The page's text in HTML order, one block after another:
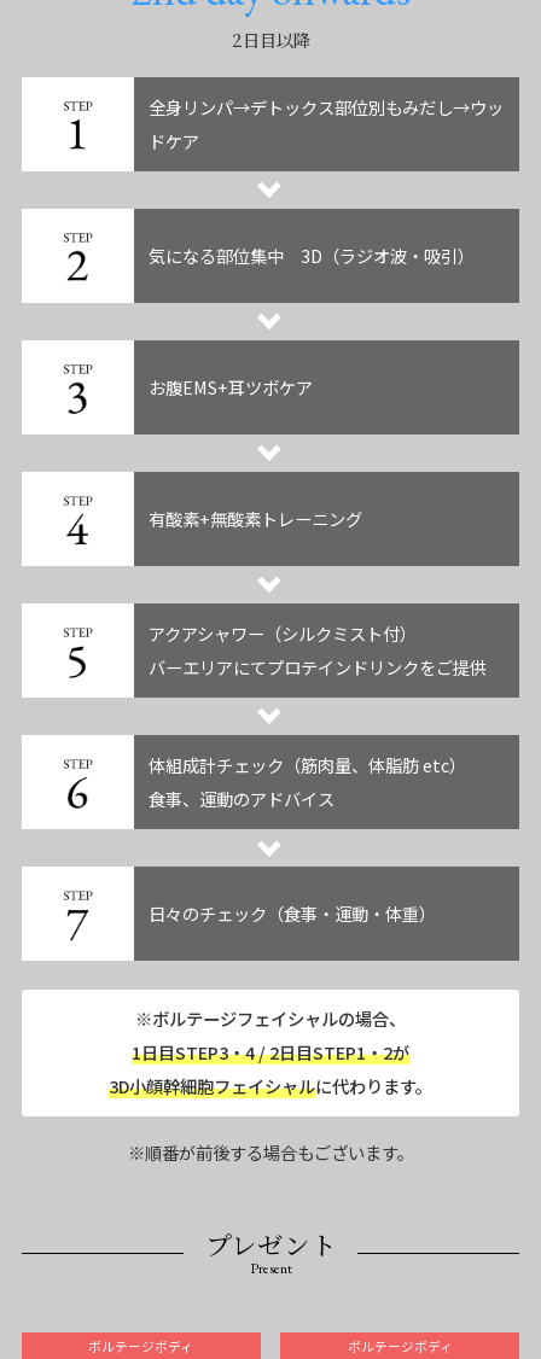
2日目以降
全身リンパ→デトックス部位別もみだし→ウッ
ドケア
気になる部位集中 3D（ラジオ波・吸引）
お腹EMS+耳ツボケア
有酸素+無酸素トレーニング
アクアシャワー（シルクミスト付）
バーエリアにてプロテインドリンクをご提供
体組成計チェック（筋肉量、体脂肪 etc）
食事、運動のアドバイス
日々のチェック（食事・運動・体重）
※ボルテージフェイシャルの場合、
1日目STEP3・4 / 2日目STEP1・2が
3D小顔幹細胞フェイシャルに代わります。
※順番が前後する場合もございます。
プレゼント
Present
ボルテージボディ
ボルテージボディ